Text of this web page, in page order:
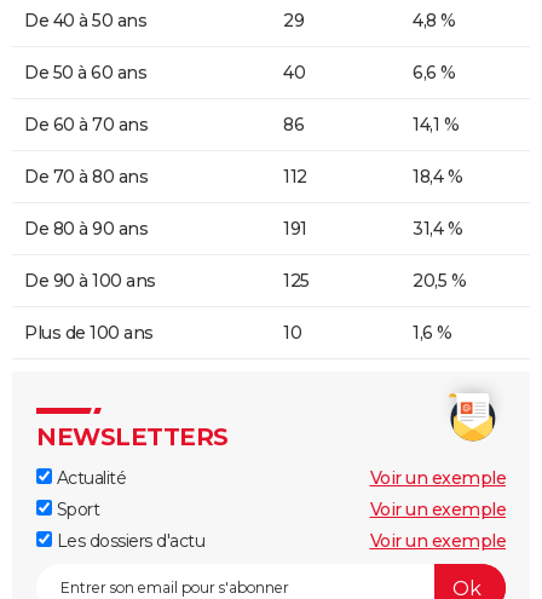
De 40 à 50 ans 29 4,8 %
De 50 à 60 ans 40 6,6 %
De 60 à 70 ans 86 14,1 %
De 70 à 80 ans 112 18,4 %
De 80 à 90 ans 191 31,4 %
De 90 à 100 ans 125 20,5 %
Plus de 100 ans 10 1,6 %
NEWSLETTERS
Actualité
Voir un exemple
Sport
Voir un exemple
Les dossiers d'actu
Voir un exemple